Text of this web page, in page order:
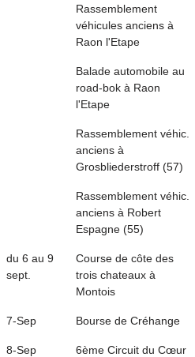
Rassemblement
véhicules anciens à
Raon l'Etape
Balade automobile au
road-bok à Raon
l'Etape
Rassemblement véhic.
anciens à
Grosbliederstroff (57)
Rassemblement véhic.
anciens à Robert
Espagne (55)
du 6 au 9
sept.
Course de côte des
trois chateaux à
Montois
7-Sep Bourse de Créhange
8-Sep
6ème Circuit du Cœur